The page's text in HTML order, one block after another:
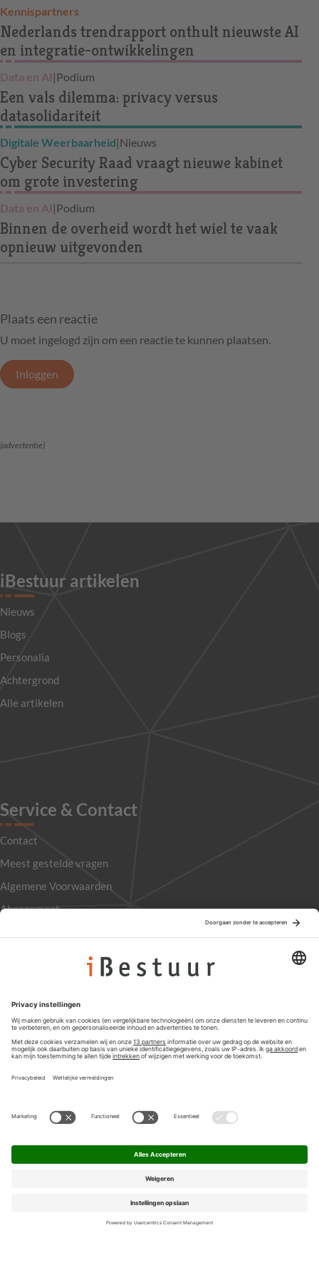
Kennispartners
Nederlands trendrapport onthult nieuwste AI
en integratie-ontwikkelingen
Data en AI |Podium
Een vals dilemma: privacy versus
datasolidariteit
Digitale Weerbaarheid|Nieuws
Cyber Security Raad vraagt nieuwe kabinet
om grote investering
Data en AI |Podium
Binnen de overheid wordt het wiel te vaak
opnieuw uitgevonden
Plaats een reactie
U moet ingelogd zijn om een reactie te kunnen plaatsen.
Inloggen
(advertentie)
iBestuur artikelen
Nieuws
Blogs
Personalia
Achtergrond
Alle artikelen
Service & Contact
Contact
Meest gestelde vragen
Algemene Voorwaarden
Abonnement
Privacyinstellingen